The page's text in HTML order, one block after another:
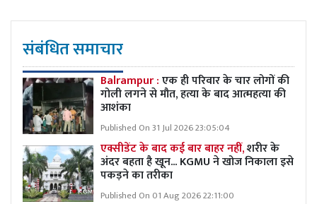
संबंधित समाचार
Balrampur :एक ही परिवार के चार लोगों की
गोली लगने से मौत, हत्या के बाद आत्महत्या की
आशंका
Published On 31 Jul 2026 23:05:04
एक्सीडेंट के बाद कई बार बाहर नहीं,शरीर के
अंदर बहता है खून... KGMU ने खोज निकाला इसे
पकड़ने का तरीका
Published On 01 Aug 2026 22:11:00